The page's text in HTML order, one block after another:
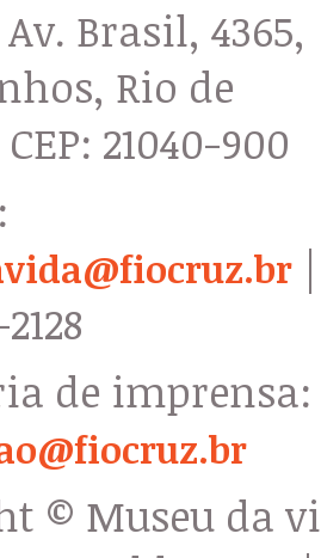
Brasil, 4365,
Rio de
21040-900
|
de imprensa:
© Museu da